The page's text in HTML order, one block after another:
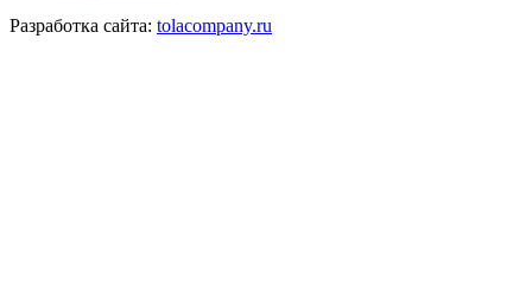
Разработка сайта: tolacompany.ru